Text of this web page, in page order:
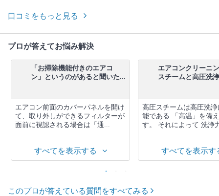
口コミをもっと見る
プロが答えてお悩み解決
「お掃除機能付きのエアコ
ン」というのがあると聞いた...
エアコン前面のカバーパネルを開け
て、取り外しができるフィルターが
面前に視認される場合は「通...
すべてを表示する
エアコンクリーニ
スチームと高圧洗
高圧スチームは高圧洗
能である 「高温」を備
す。 それによって 洗浄
すべてを表示す
このプロが答えている質問をすべてみる